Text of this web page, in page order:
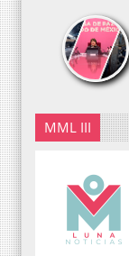
MML III